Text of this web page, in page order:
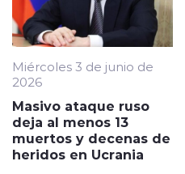
Miércoles 3 de junio de
2026
Masivo ataque ruso
deja al menos 13
muertos y decenas de
heridos en Ucrania